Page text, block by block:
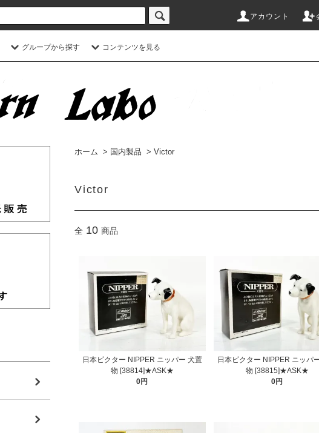
アカウント
グループから探す コンテンツを見る
ホーム > 国内製品 > Victor
Victor
全 10 商品
日本ビクター NIPPER ニッパー 犬置
物 [38814]★ASK★
0円
日本ビクター NIPPER ニッパ
物 [38815]★ASK★
0円